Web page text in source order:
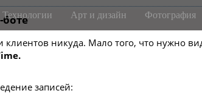
клиентов никуда. Мало того, что нужно
записей:
Технологии Арт и дизайн Фотография